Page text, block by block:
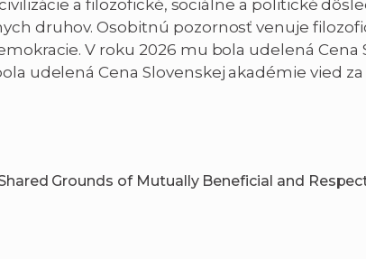
a filozofické, sociálne a politické
druhov. Osobitnú pozornosť venuje
V roku 2026 mu bola udelená Cena
udelená Cena Slovenskej akadémie vied
Grounds of Mutually Beneficial and